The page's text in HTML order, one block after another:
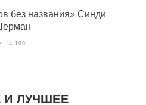
без названия» Синди
14 199
И ЛУЧШЕЕ